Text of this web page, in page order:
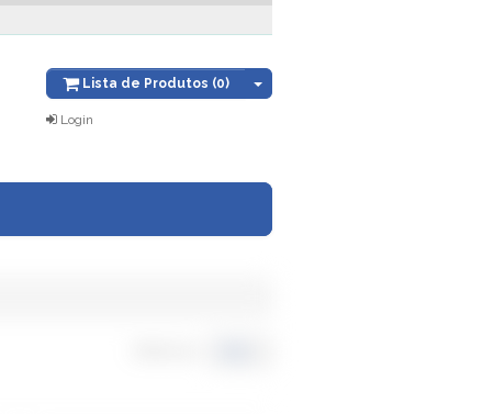
Lista de Produtos (0)
Login